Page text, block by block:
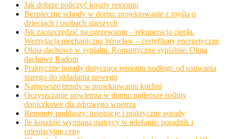
Jak dobrze policzyć koszty remontu
Bezpieczne schody w domu: projektowanie z myślą o
dzieciach i osobach starszych
Jak zaoszczędzić na ogrzewaniu – rekuperacja ciepła.
Wentylacja mechaniczna Wrocław – certyfikaty energetyczne
Okna dachowe w sypialni. Romantyczne sypialnie. Okna
dachowe Radom
Praktyczne porady dotyczące remontu podłogi: od usuwania
starego do układania nowego
Najnowsze trendy w projektowaniu kuchni
Oczyszczanie powietrza w domu: najlepsze rośliny
doniczkowe dla zdrowego wnętrza
Remonty poddaszy: inspiracje i praktyczne porady
Ile kosztuje wymiana matrycy w telefonie: poradnik i
orientacyjne ceny